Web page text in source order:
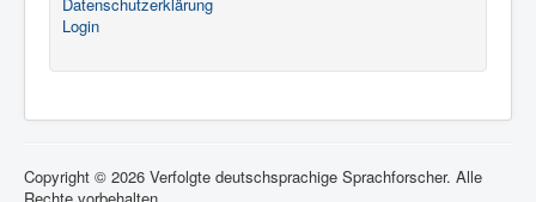
Login
Copyright © 2026 Verfolgte deutschsprachige Sprachforscher. Alle